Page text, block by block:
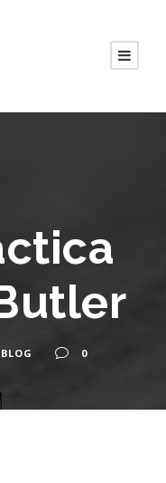
BLOG 0